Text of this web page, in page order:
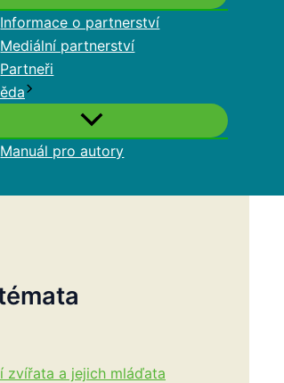
Informace o partnerství
Mediální partnerství
Partneři
Manuál pro autory
zvířata a jejich mláďata